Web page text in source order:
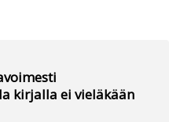
kirjalla ei vieläkään